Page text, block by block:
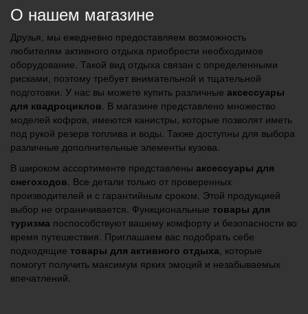
О нашем магазине
Друзья, мы ежедневно предоставляем возможность
любителям активного отдыха приобрести необходимое
оборудование. Такой вид отдыха связан с определенными
рисками, поэтому требует внимательной и тщательной
подготовки. У нас вы можете купить различные аксессуары
для квадроциклов . В магазине представлено множество
моделей кофров, имеются канистры, которые позволят иметь
под рукой резерв топлива и воды. Также доступны для выбора
различные дополнительные элементы кузова.
В широком ассортименте представлены аксессуары для
снегоходов . Все детали только от проверенных
производителей и с гарантийным сроком. Этой продукцией
выбор не ограничивается. Функциональные товары для
туризма поспособствуют вашему комфорту и безопасности во
время путешествия. Приглашаем вас подобрать себе
подходящие товары для активного отдыха , которые
помогут получить максимум ярких эмоций и незабываемых
впечатлений.